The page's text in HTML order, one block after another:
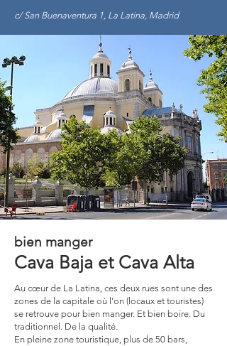
c/ San Buenaventura 1, La Latina, Madrid
bien manger
Cava Baja et Cava Alta
Au cœur de La Latina, ces deux rues sont une des
zones de la capitale où l'on (locaux et touristes)
se retrouve pour bien manger. Et bien boire. Du
traditionnel. De la qualité.
En pleine zone touristique, plus de 50 bars,